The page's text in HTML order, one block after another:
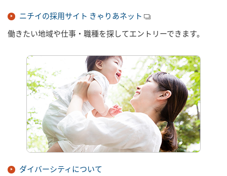
ニチイの採用サイト きゃりあネット
働きたい地域や仕事・職種を探してエントリーできます。
ダイバーシティについて